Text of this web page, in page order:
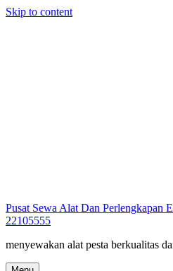
Skip to content
Pusat Sewa Alat Dan Perlengkapan
22105555
menyewakan alat pesta berkualitas